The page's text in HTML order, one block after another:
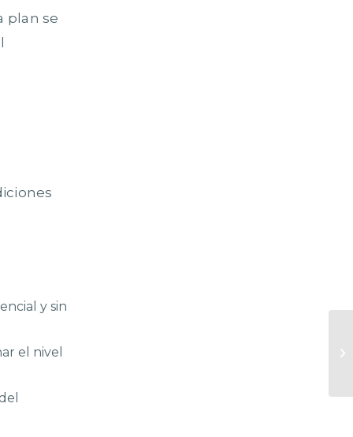
plan se
y sin
el nivel